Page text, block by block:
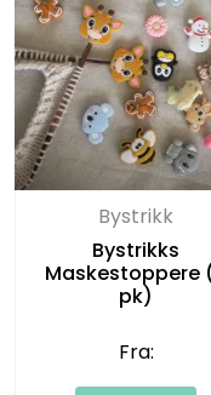
Bystrikk
Bystrikks
Maskestoppere
pk)
Fra: